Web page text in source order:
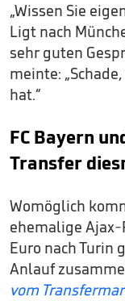
„Wissen Sie
Ligt nach
sehr guten
meinte:
hat.“
FC Bayern
Transfer
Womöglich
ehemalige Ajax-
Euro nach Turin
Anlauf
vom